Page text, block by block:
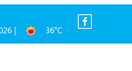
| 36°C